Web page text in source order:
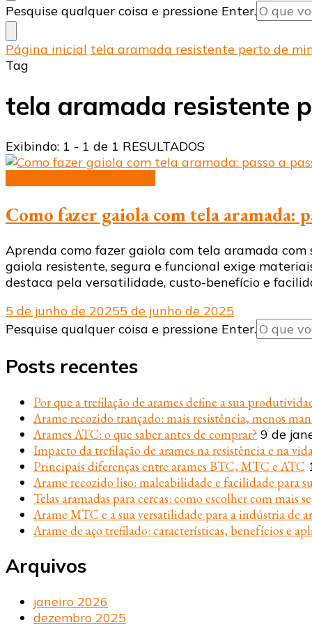
Procurando
algo?
Pesquise qualquer coisa e pressione Enter.
Página inicial tela aramada resistente perto de
Tag
tela aramada resistente
Exibindo: 1 - 1 de 1 RESULTADOS
Como fazer gaiola com tela aramada:
Aprenda como fazer gaiola com tela aramada com
gaiola resistente, segura e funcional exige
destaca pela versatilidade, custo-benefício e
5 de junho de 20255 de junho de 2025
Procurando
Pesquise qualquer coisa e pressione Enter.
Posts recentes
Por que a trefilação de arames define a sua
Arame recozido trançado: mais resistência, menos
Arames ATC: o que saber antes de comprar? 9 de
Impacto da trefilação de arames na resistência e na
Principais diferenças entre arames BTC, MTC e ATC
Arame recozido liso: maleabilidade e facilidade para
Telas aramadas para cercas: como escolher com mais
Arame MTC e a sua versatilidade para a indústria de
Arame de aço trefilado: características, benefícios e
Arquivos
janeiro 2026
dezembro 2025